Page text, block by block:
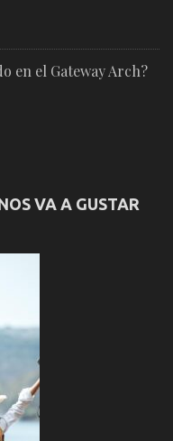
en el Gateway Arch?
VA A GUSTAR